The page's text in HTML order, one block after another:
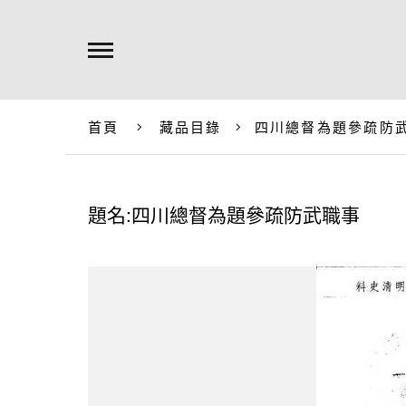
首頁 藏品目錄 四川總督為題參疏防
題名:四川總督為題參疏防武職事